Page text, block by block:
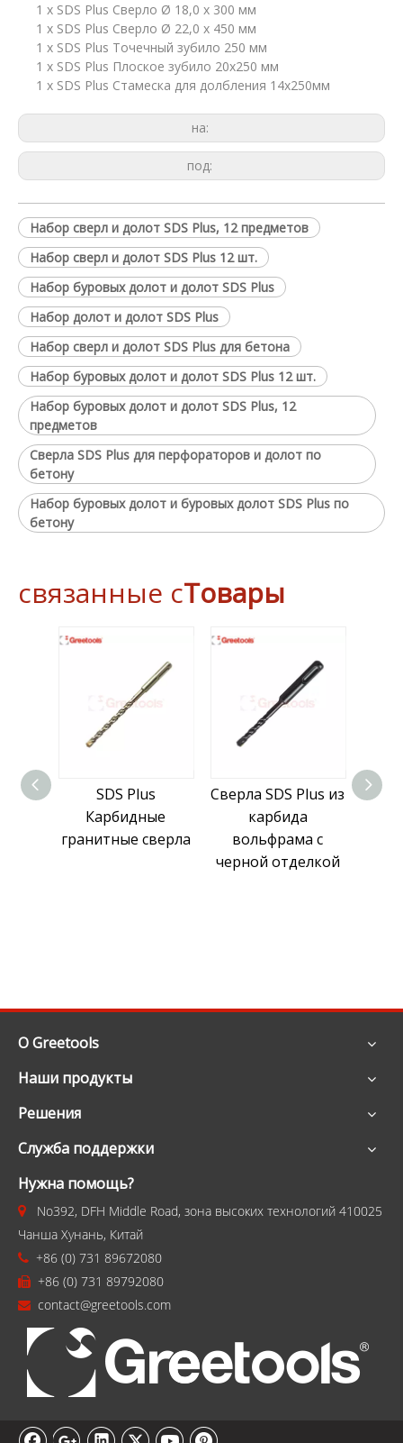
1 х SDS Plus Сверло Ø 18,0 х 300 мм
1 х SDS Plus Сверло Ø 22,0 х 450 мм
1 х SDS Plus Точечный зубило 250 мм
1 х SDS Plus Плоское зубило 20x250 мм
1 х SDS Plus Стамеска для долбления 14x250мм
на:
под:
Набор сверл и долот SDS Plus, 12 предметов
Набор сверл и долот SDS Plus 12 шт.
Набор буровых долот и долот SDS Plus
Набор долот и долот SDS Plus
Набор сверл и долот SDS Plus для бетона
Набор буровых долот и долот SDS Plus 12 шт.
Набор буровых долот и долот SDS Plus, 12
предметов
Сверла SDS Plus для перфораторов и долот по
бетону
Набор буровых долот и буровых долот SDS Plus по
бетону
связанные сТовары
SDS Plus
Карбидные
гранитные сверла
Сверла SDS Plus из
карбида
вольфрама с
черной отделкой
Сверла по
Plus с
О Greetools
Наши продукты
Решения
Служба поддержки
Нужна помощь?
 No392, DFH Middle Road, зона высоких технологий 410025
Чанша Хунань, Китай
 +86 (0) 731 89672080
 +86 (0) 731 89792080
 contact@greetools.com